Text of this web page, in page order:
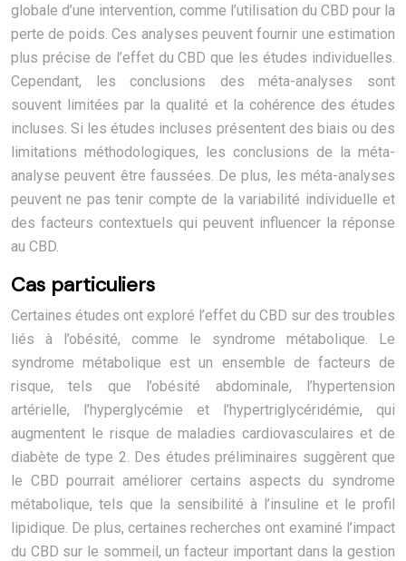
globale d’une intervention, comme l’utilisation du CBD pour la
perte de poids. Ces analyses peuvent fournir une estimation
plus précise de l’effet du CBD que les études individuelles.
Cependant, les conclusions des méta-analyses sont
souvent limitées par la qualité et la cohérence des études
incluses. Si les études incluses présentent des biais ou des
limitations méthodologiques, les conclusions de la méta-
analyse peuvent être faussées. De plus, les méta-analyses
peuvent ne pas tenir compte de la variabilité individuelle et
des facteurs contextuels qui peuvent influencer la réponse
au CBD.
Cas particuliers
Certaines études ont exploré l’effet du CBD sur des troubles
liés à l’obésité, comme le syndrome métabolique. Le
syndrome métabolique est un ensemble de facteurs de
risque, tels que l’obésité abdominale, l’hypertension
artérielle, l’hyperglycémie et l’hypertriglycéridémie, qui
augmentent le risque de maladies cardiovasculaires et de
diabète de type 2. Des études préliminaires suggèrent que
le CBD pourrait améliorer certains aspects du syndrome
métabolique, tels que la sensibilité à l’insuline et le profil
lipidique. De plus, certaines recherches ont examiné l’impact
du CBD sur le sommeil, un facteur important dans la gestion